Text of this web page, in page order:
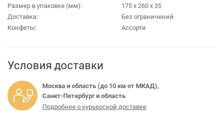
Размер в упаковке (мм):
175 х 260 х 35
Доставка:
Без ограничений
Конфеты:
Ассорти
Условия доставки
Москва и область (до 10 км от МКАД),
Санкт-Петербург и область
Подробнее о курьерской доставке